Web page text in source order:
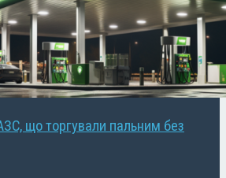
що торгували пальним без